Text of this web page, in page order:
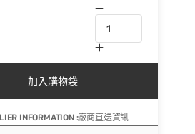
加入購物袋
INFORMATION :廠商直送資訊